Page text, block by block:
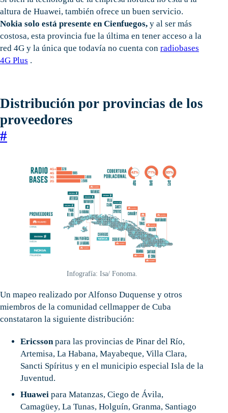
altura de Huawei, también ofrece un buen servicio.
Nokia solo está presente en Cienfuegos, y al ser más
costosa, esta provincia fue la última en tener acceso a la
red 4G y la única que todavía no cuenta con radiobases
4G Plus .
Distribución por provincias de los
proveedores
#
Infografía: Isa/ Fonoma.
Un mapeo realizado por Alfonso Duquense y otros
miembros de la comunidad cellmapper de Cuba
constataron la siguiente distribución:
Ericsson para las provincias de Pinar del Río,
Artemisa, La Habana, Mayabeque, Villa Clara,
Sancti Spíritus y en el municipio especial Isla de la
Juventud.
Huawei para Matanzas, Ciego de Ávila,
Camagüey, La Tunas, Holguín, Granma, Santiago